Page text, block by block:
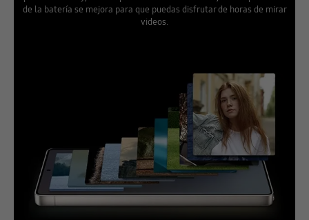
de la batería se mejora para que puedas disfrutar de horas de mirar
videos.